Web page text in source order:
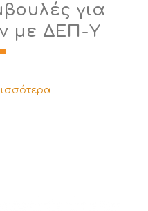
για
με ΔΕΠ-Υ